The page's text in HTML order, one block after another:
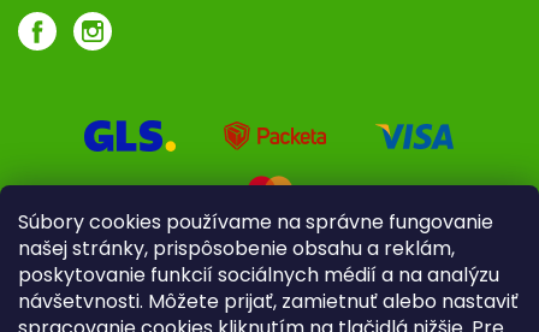
Súbory cookies používame na správne fungovanie
našej stránky, prispôsobenie obsahu a reklám,
poskytovanie funkcií sociálnych médií a na analýzu
návšetvnosti. Môžete prijať, zamietnuť alebo nastaviť